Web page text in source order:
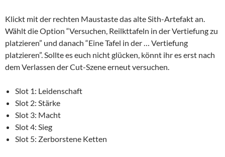
Klickt mit der rechten Maustaste das alte Sith-Artefakt an.
Wählt die Option “Versuchen, Reilkttafeln in der Vertiefung zu
platzieren” und danach “Eine Tafel in der … Vertiefung
platzieren”. Sollte es euch nicht glücken, könnt ihr es erst nach
dem Verlassen der Cut-Szene erneut versuchen.
Slot 1: Leidenschaft
Slot 2: Stärke
Slot 3: Macht
Slot 4: Sieg
Slot 5: Zerborstene Ketten